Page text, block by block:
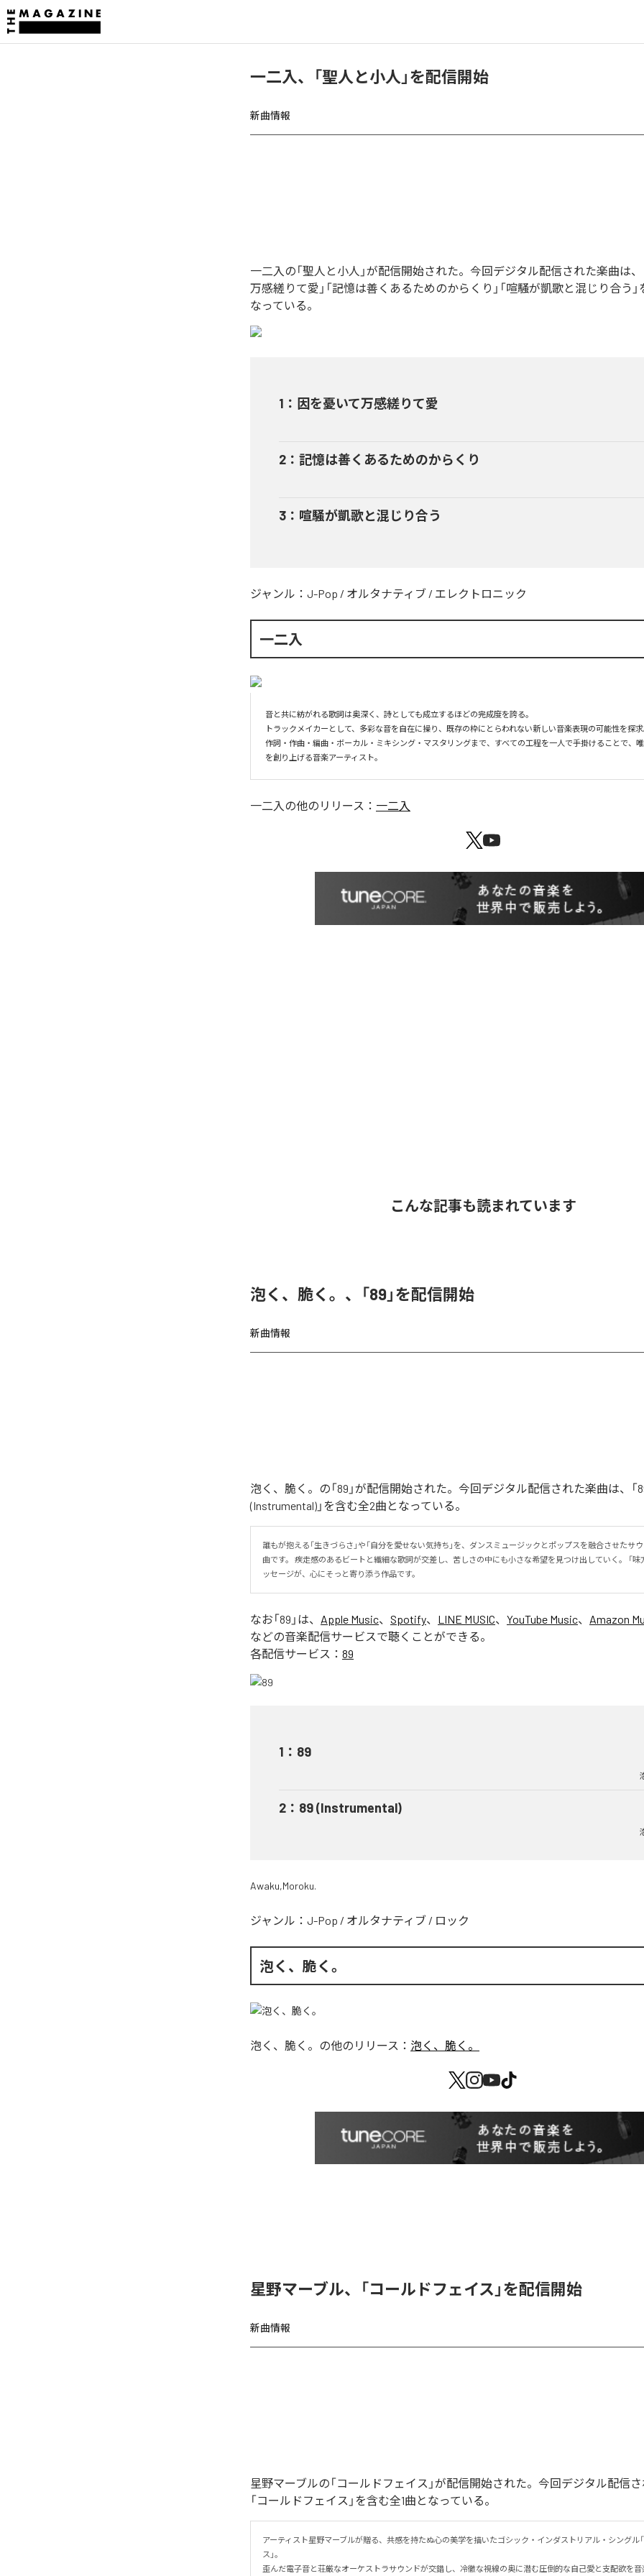
一二入、「聖人と小人」を配信開始
新曲情報
一二入の「聖人と小人」が配信開始された。今回デジタル配信された楽曲は、
万感縒りて愛」「記憶は善くあるためのからくり」「喧騒が凱歌と混じり合う
なっている。
1 ： 因を憂いて万感縒りて愛
2 ： 記憶は善くあるためのからくり
3 ： 喧騒が凱歌と混じり合う
ジャンル： J-Pop / オルタナティブ / エレクトロニック
一二入
音と共に紡がれる歌詞は奥深く、詩としても成立するほどの完成度を誇る。
トラックメイカーとして、多彩な音を自在に操り、既存の枠にとらわれない新しい音楽表現の可能性を探求
作詞・作曲・編曲・ボーカル・ミキシング・マスタリングまで、すべての工程を一人で手掛けることで、
を創り上げる音楽アーティスト。
一二入 の他のリリース： 一二入
こんな記事も読まれています
泡く、脆く。、「89」を配信開始
新曲情報
泡く、脆く。の「89」が配信開始された。今回デジタル配信された楽曲は、「89
(Instrumental)」を含む全2曲となっている。
誰もが抱える「生きづらさ」や「自分を愛せない気持ち」を、ダンスミュージックとポップスを融合させたサ
曲です。 疾走感のあるビートと繊細な歌詞が交差し、苦しさの中にも小さな希望を見つけ出していく。 「味
ッセージが、心にそっと寄り添う作品です。
なお「89 」は、 Apple Music、 Spotify、 LINE MUSIC、 YouTube Music、 Amazon
などの音楽配信サービスで聴くことができる。
各配信サービス： 89
1 ： 89
2 ： 89 (Instrumental)
Awaku,Moroku.
ジャンル： J-Pop / オルタナティブ / ロック
泡く、脆く。
泡く、脆く。 の他のリリース： 泡く、脆く。
星野マーブル、「コールドフェイス」を配信開始
新曲情報
星野マーブルの「コールドフェイス」が配信開始された。今回デジタル配信さ
「コールドフェイス」を含む全1曲となっている。
アーティスト星野マーブルが贈る、共感を持たぬ心の美学を描いたゴシック・インダストリアル・シングル
ス」。
歪んだ電子音と荘厳なオーケストラサウンドが交錯し、冷徹な視線の奥に潜む圧倒的な自己愛と支配欲を音